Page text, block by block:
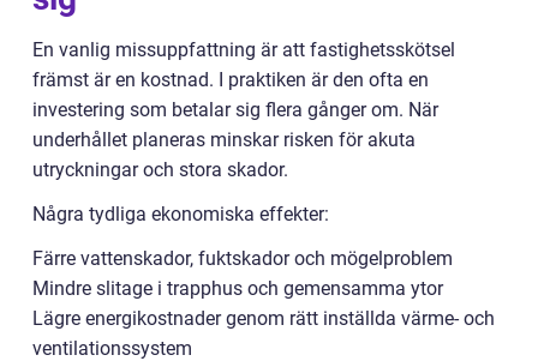
En vanlig missuppfattning är att fastighetsskötsel
främst är en kostnad. I praktiken är den ofta en
investering som betalar sig flera gånger om. När
underhållet planeras minskar risken för akuta
utryckningar och stora skador.
Några tydliga ekonomiska effekter:
Färre vattenskador, fuktskador och mögelproblem
Mindre slitage i trapphus och gemensamma ytor
Lägre energikostnader genom rätt inställda värme- och
ventilationssystem